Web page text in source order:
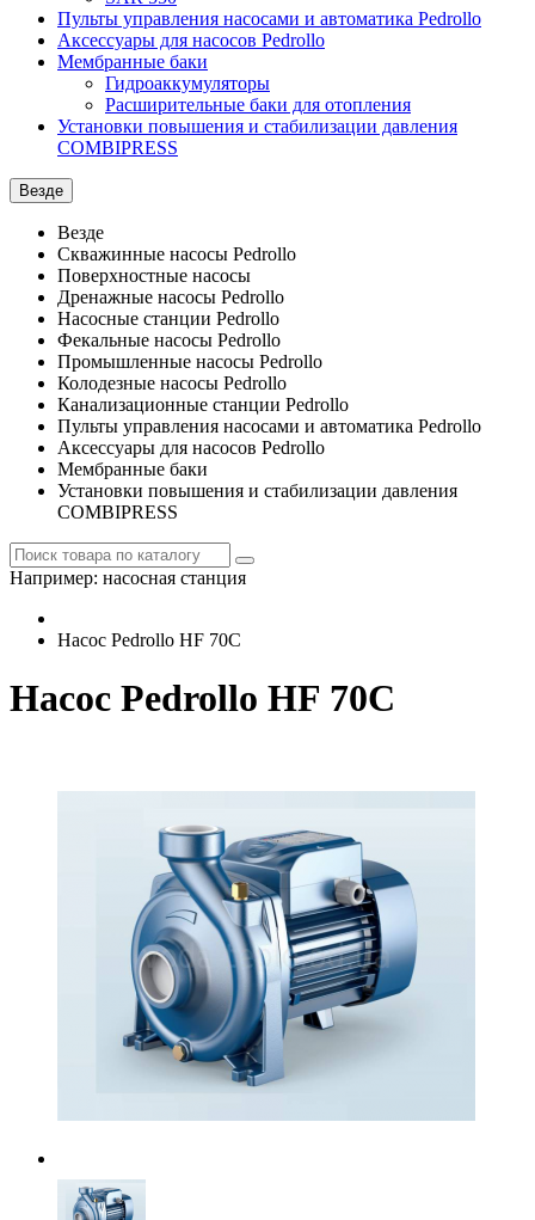
Пульты управления насосами и автоматика Pedrollo
Аксессуары для насосов Pedrollo
Мембранные баки
Гидроаккумуляторы
Расширительные баки для отопления
Установки повышения и стабилизации давления
COMBIPRESS
Везде
Везде
Скважинные насосы Pedrollo
Поверхностные насосы
Дренажные насосы Pedrollo
Насосные станции Pedrollo
Фекальные насосы Pedrollo
Промышленные насосы Pedrollo
Колодезные насосы Pedrollo
Канализационные станции Pedrollo
Пульты управления насосами и автоматика Pedrollo
Аксессуары для насосов Pedrollo
Мембранные баки
Установки повышения и стабилизации давления
COMBIPRESS
Например: насосная станция
Насос Pedrollo HF 70C
Насос Pedrollo HF 70C